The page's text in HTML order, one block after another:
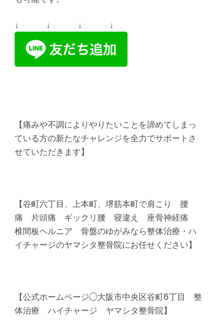
↓ ↓ ↓ ↓
【痛みや不調によりやりたいことを諦めてしまっ
ている方の新たなチャレンジを全力でサポートさ
せていただきます】
【谷町六丁目、上本町、堺筋本町で肩こり 腰
痛 片頭痛 ギックリ腰 寝違え 座骨神経痛
椎間板ヘルニア 骨盤のゆがみなら整体治療・ハ
イチャージのヤマシタ整骨院にお任せください】
【公式ホームページ◯大阪市中央区谷町6丁目 整
体治療 ハイチャージ ヤマシタ整骨院】